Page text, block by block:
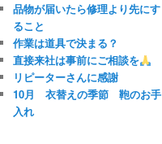
品物が届いたら修理より先にす
ること
作業は道具で決まる？
直接来社は事前にご相談を
リピーターさんに感謝
10月 衣替えの季節 鞄のお手
入れ